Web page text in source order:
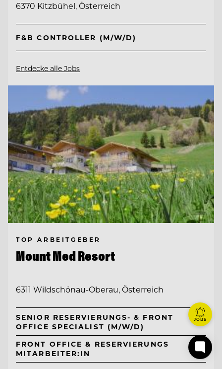
6370 Kitzbühel, Österreich
F&B CONTROLLER (M/W/D)
Entdecke alle Jobs
TOP ARBEITGEBER
Mount Med Resort
6311 Wildschönau-Oberau, Österreich
SENIOR RESERVIERUNGS- & FRONT
OFFICE SPECIALIST (M/W/D)
FRONT OFFICE & RESERVIERUNGS
MITARBEITER:IN
JOBS